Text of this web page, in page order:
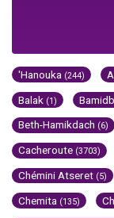
'Hanouka (244)
Balak (1)
Beth-Hamikdach (6)
Cacheroute (3703)
Chémini Atseret (5)
Chemita (135)